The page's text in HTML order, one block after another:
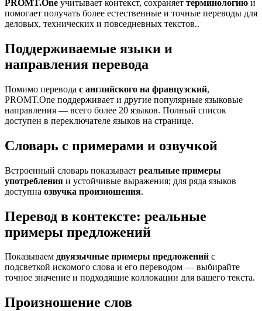
PROMT.One учитывает контекст, сохраняет терминологию и
помогает получать более естественные и точные переводы для
деловых, технических и повседневных текстов..
Поддерживаемые языки и
направления перевода
Помимо перевода с английского на французский,
PROMT.One поддерживает и другие популярные языковые
направления — всего более 20 языков. Полный список
доступен в переключателе языков на странице.
Словарь с примерами и озвучкой
Встроенный словарь показывает реальные примеры
употребления и устойчивые выражения; для ряда языков
доступна озвучка произношения.
Перевод в контексте: реальные
примеры предложений
Показываем двуязычные примеры предложений с
подсветкой искомого слова и его переводом — выбирайте
точное значение и подходящие коллокации для вашего текста.
Произношение слов